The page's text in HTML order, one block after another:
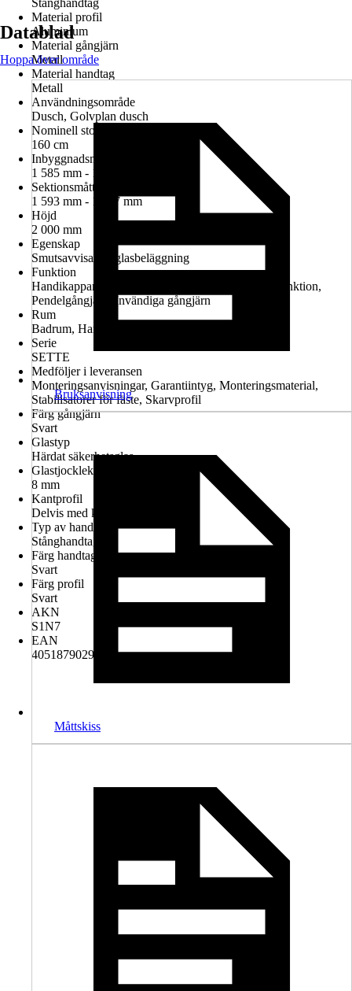
Stånghandtag
Material profil
Aluminium
Material gångjärn
Metall
Material handtag
Metall
Användningsområde
Dusch, Golvplan dusch
Nominell storlek i cm
160 cm
Inbyggnadsmått i nisch
1 585 mm - 1 615 mm
Sektionsmått
1 593 mm - 1 607 mm
Höjd
2 000 mm
Egenskap
Smutsavvisande glasbeläggning
Funktion
Handikappanpassad montering möjlig, Lyft-sänk-funktion,
Pendelgångjärn, Invändiga gångjärn
Rum
Badrum, Handikappanpassat badrum
Serie
SETTE
Medföljer i leveransen
Monteringsanvisningar, Garantiintyg, Monteringsmaterial,
Stabilisatorer för fäste, Skarvprofil
Färg gångjärn
Svart
Glastyp
Härdat säkerhetsglas
Glastjocklek
8 mm
Kantprofil
Delvis med kantprofil
Typ av handtag
Stånghandtag
Färg handtag
Svart
Färg profil
Svart
AKN
S1N7
EAN
4051879029469
Datablad
Hoppa över område
Bruksanvisning
Måttskiss